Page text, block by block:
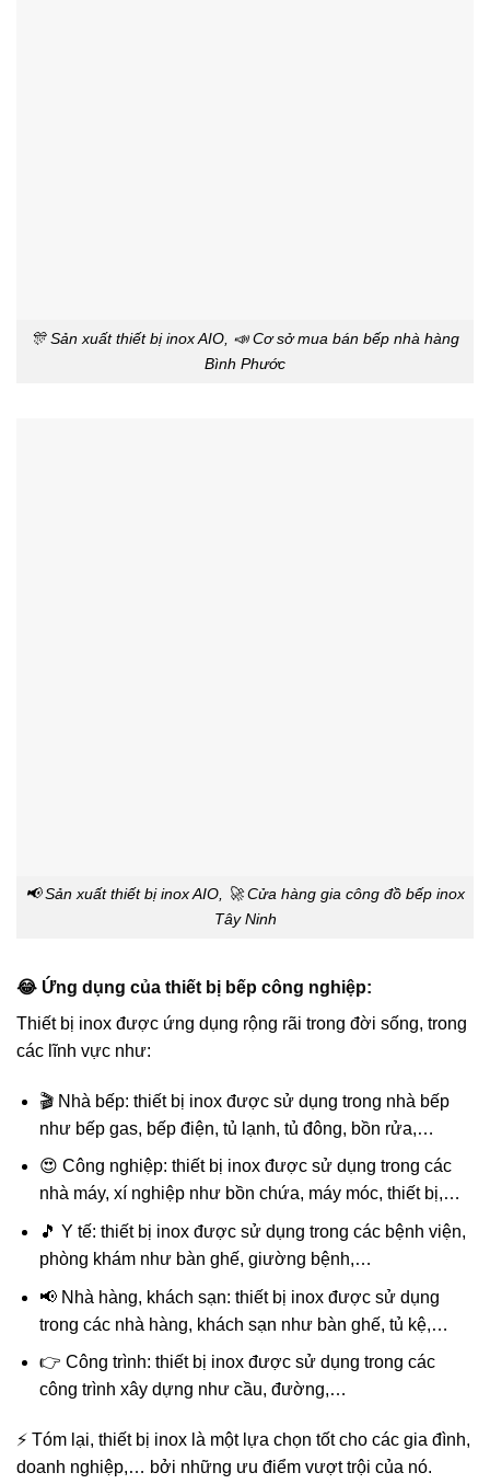
🎊 Sản xuất thiết bị inox AIO, 📣 Cơ sở mua bán bếp nhà hàng
Bình Phước
📢 Sản xuất thiết bị inox AIO, 🚀 Cửa hàng gia công đồ bếp inox
Tây Ninh
😂 Ứng dụng của thiết bị bếp công nghiệp:
Thiết bị inox được ứng dụng rộng rãi trong đời sống, trong
các lĩnh vực như:
🎬 Nhà bếp: thiết bị inox được sử dụng trong nhà bếp
như bếp gas, bếp điện, tủ lạnh, tủ đông, bồn rửa,…
😍 Công nghiệp: thiết bị inox được sử dụng trong các
nhà máy, xí nghiệp như bồn chứa, máy móc, thiết bị,…
🎵 Y tế: thiết bị inox được sử dụng trong các bệnh viện,
phòng khám như bàn ghế, giường bệnh,…
📢 Nhà hàng, khách sạn: thiết bị inox được sử dụng
trong các nhà hàng, khách sạn như bàn ghế, tủ kệ,…
👉 Công trình: thiết bị inox được sử dụng trong các
công trình xây dựng như cầu, đường,…
⚡ Tóm lại, thiết bị inox là một lựa chọn tốt cho các gia đình,
doanh nghiệp,… bởi những ưu điểm vượt trội của nó.